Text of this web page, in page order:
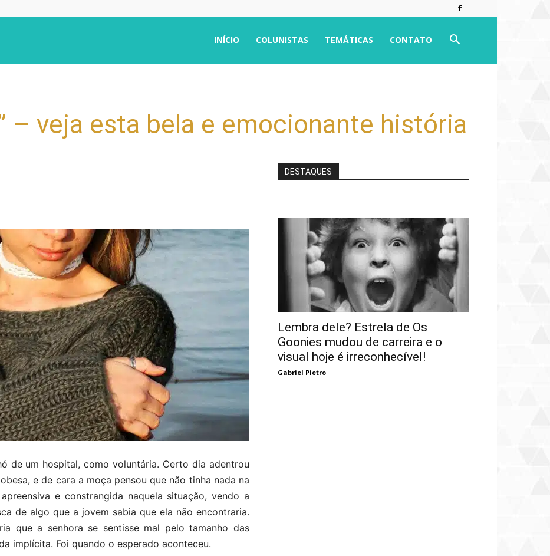
INÍCIO COLUNISTAS TEMÁTICAS CONTATO
– veja esta bela e emocionante história
de um hospital, como voluntária. Certo dia adentrou
e de cara a moça pensou que não tinha nada na
e constrangida naquela situação, vendo a
de algo que a jovem sabia que ela não encontraria.
que a senhora se sentisse mal pelo tamanho das
implícita. Foi quando o esperado aconteceu.
DESTAQUES
Lembra dele? Estrela de Os
Goonies mudou de carreira e o
visual hoje é irreconhecível!
Gabriel Pietro